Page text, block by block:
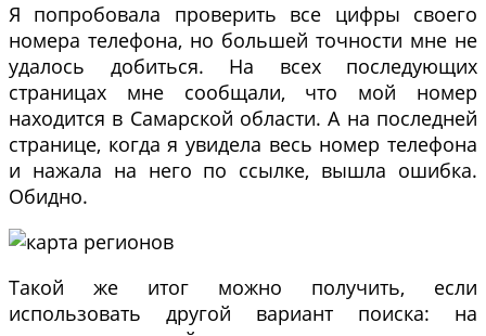
Я попробовала проверить все цифры своего
номера телефона, но большей точности мне не
удалось добиться. На всех последующих
страницах мне сообщали, что мой номер
находится в Самарской области. А на последней
странице, когда я увидела весь номер телефона
и нажала на него по ссылке, вышла ошибка.
Обидно.
Такой же итог можно получить, если
использовать другой вариант поиска: на